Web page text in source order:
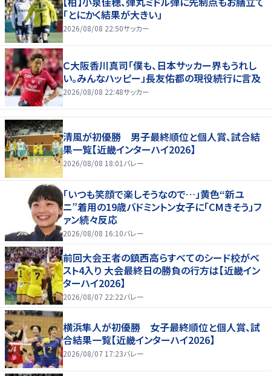
「とにかく結果が大きい」
2026/08/08 22:50サッカー
Ｃ大阪香川真司「僕も、日本サッカー界もうれし
い。みんなハッピー」長友佑都の現役続行に言及
2026/08/08 22:48サッカー
清風が初優勝 男子最終順位と個人賞、試合結
果一覧【近畿インターハイ2026】
2026/08/08 18:01 バレー
「いつも笑顔で楽しそうなので…」黄色“新ユ
ニ”着用の19歳バドミントン女子に「CMきそう」フ
ァン続々反応
2026/08/08 16:10バレー
前回大会王者の鎮西高らすべてのシード校がベ
スト4入り 大会最終日の勝負の行方は【近畿イン
ターハイ2026】
2026/08/07 22:22バレー
横浜隼人が初優勝 女子最終順位と個人賞、試
合結果一覧【近畿インターハイ2026】
2026/08/07 17:23バレー